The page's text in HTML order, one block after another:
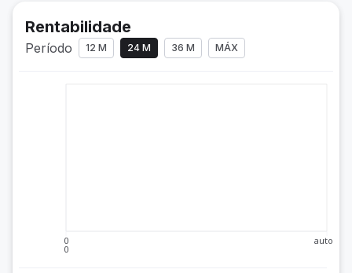
Rentabilidade
Período 12 M 24 M 36 M MÁX
0
0
auto